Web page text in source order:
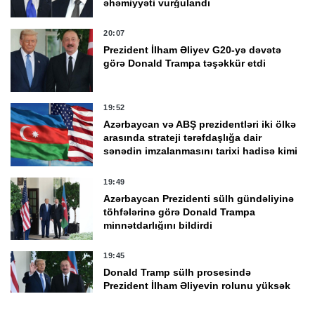
əhəmiyyəti vurğulandı
20:07
Prezident İlham Əliyev G20-yə dəvətə
görə Donald Trampa təşəkkür etdi
19:52
Azərbaycan və ABŞ prezidentləri iki ölkə
arasında strateji tərəfdaşlığa dair
sənədin imzalanmasını tarixi hadisə kimi
19:49
Azərbaycan Prezidenti sülh gündəliyinə
töhfələrinə görə Donald Trampa
minnətdarlığını bildirdi
19:45
Donald Tramp sülh prosesində
Prezident İlham Əliyevin rolunu yüksək